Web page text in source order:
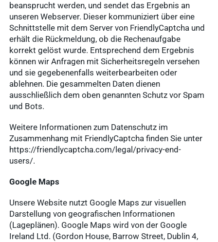
beansprucht werden, und sendet das Ergebnis an
unseren Webserver. Dieser kommuniziert über eine
Schnittstelle mit dem Server von FriendlyCaptcha und
erhält die Rückmeldung, ob die Rechenaufgabe
korrekt gelöst wurde. Entsprechend dem Ergebnis
können wir Anfragen mit Sicherheitsregeln versehen
und sie gegebenenfalls weiterbearbeiten oder
ablehnen. Die gesammelten Daten dienen
ausschließlich dem oben genannten Schutz vor Spam
und Bots.
Weitere Informationen zum Datenschutz im
Zusammenhang mit FriendlyCaptcha finden Sie unter
https://friendlycaptcha.com/legal/privacy-end-
users/.
Google Maps
Unsere Website nutzt Google Maps zur visuellen
Darstellung von geografischen Informationen
(Lageplänen). Google Maps wird von der Google
Ireland Ltd. (Gordon House, Barrow Street, Dublin 4,